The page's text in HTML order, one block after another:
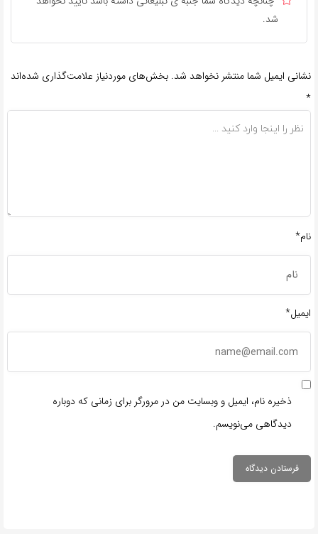
شد.
نشانی ایمیل شما منتشر نخواهد شد. بخش‌های موردنیاز علامت‌گذاری شده‌اند
*
نام*
ایمیل*
ذخیره نام، ایمیل و وبسایت من در مرورگر برای زمانی که دوباره
دیدگاهی می‌نویسم.